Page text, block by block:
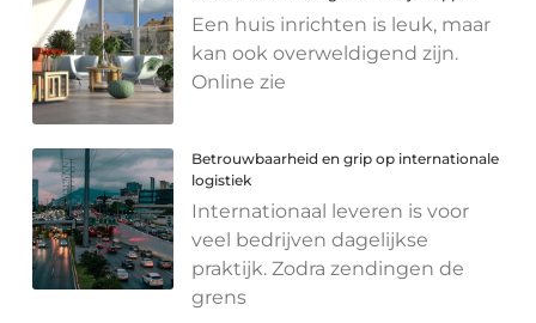
Een huis inrichten is leuk, maar
kan ook overweldigend zijn.
Online zie
Betrouwbaarheid en grip op internationale
logistiek
Internationaal leveren is voor
veel bedrijven dagelijkse
praktijk. Zodra zendingen de
grens